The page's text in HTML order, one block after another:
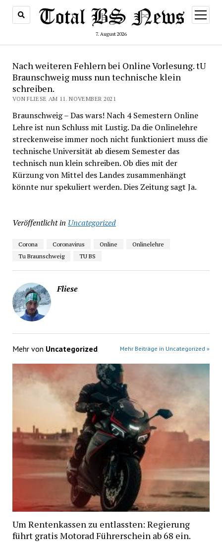
7. August 2026
Menü
öffnen
Nach weiteren Fehlern bei Online Vorlesung. tU
Braunschweig muss nun technische klein
schreiben.
VON FLIESE AM 11. NOVEMBER 2021
Braunschweig – Das wars! Nach 4 Semestern Online
Lehre ist nun Schluss mit Lustig. Da die Onlinelehre
streckenweise immer noch nicht funktioniert muss die
technische Universität ab diesem Semester das
technisch nun klein schreiben. Ob dies mit der
Kürzung von Mittel des Landes zusammenhängt
könnte nur spekuliert werden. Dies Zeitung sagt Ja.
Veröffentlicht in Uncategorized
Corona Coronavirus Online
Onlinelehre
Tu Braunschweig
TU BS
Fliese
Mehr von Uncategorized Mehr Beiträge in Uncategorized »
Um Rentenkassen zu entlassten: Regierung
führt gratis Motorad Führerschein ab 68 ein.